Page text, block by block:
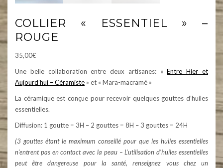
COLLIER « ESSENTIEL » –
ROUGE
35,00€
Une belle collaboration entre deux artisanes: «Entre Hier et
Aujourd’hui – Céramiste » et « Mara-macramé »
La céramique est conçue pour recevoir quelques gouttes d’huiles
essentielles.
Diffusion: 1 goutte = 3H – 2 gouttes = 8H – 3 gouttes = 24H
(3 gouttes étant le maximum conseillé pour que les huiles essentielles
n’entrent pas en contact avec la peau – L’utilisation d’huiles essentielles
peut être dangereuse pour la santé, renseignez vous chez un